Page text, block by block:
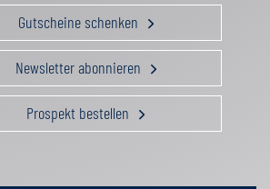
Gutscheine schenken
Newsletter abonnieren
Prospekt bestellen